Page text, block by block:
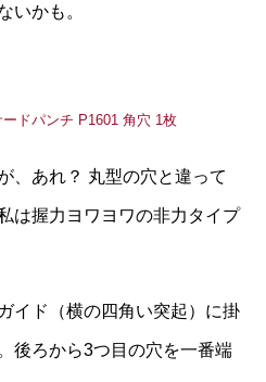
いかも。
、あれ？ 丸型の穴と違って
は握力ヨワヨワの非力タイプ
イド（横の四角い突起）に掛
後ろから3つ目の穴を一番端